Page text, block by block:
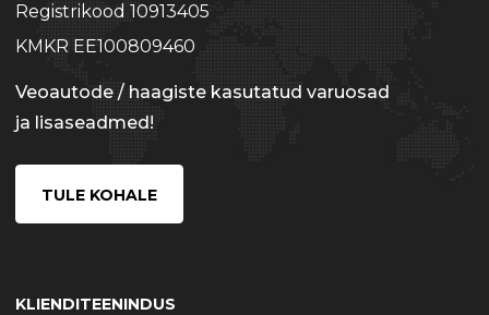
Registrikood 10913405
KMKR EE100809460
Veoautode / haagiste kasutatud varuosad
ja lisaseadmed!
TULE KOHALE
KLIENDITEENINDUS